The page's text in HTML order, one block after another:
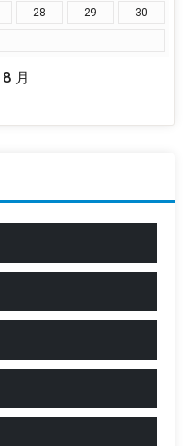
月
28 29 30